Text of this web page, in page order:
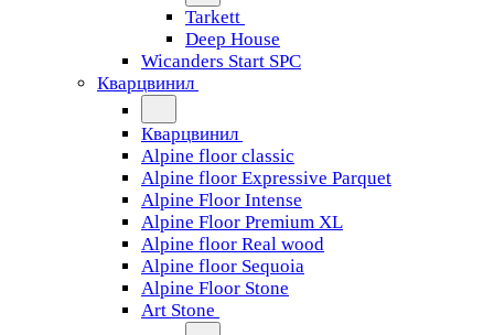
Tarkett
Deep House
Wicanders Start SPC
Кварцвинил
Кварцвинил
Alpine floor classic
Alpine floor Expressive Parquet
Alpine Floor Intense
Alpine Floor Premium XL
Alpine floor Real wood
Alpine floor Sequoia
Alpine Floor Stone
Art Stone